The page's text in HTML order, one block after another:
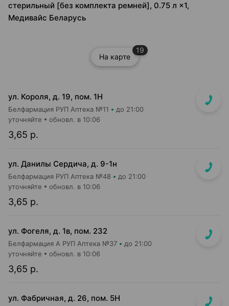
стерильный [без комплекта ремней], 0.75 л ×1,
Медивайс Беларусь
На карте
19
ул. Короля, д. 19, пом. 1Н
Белфармация РУП Аптека №11 до 21:00
3,65 р.
уточняйте обновл. в 10:06
ул. Данилы Сердича, д. 9-1н
Белфармация РУП Аптека №48 до 21:00
3,65 р.
уточняйте обновл. в 10:06
ул. Фогеля, д. 1в, пом. 232
Белфармация А РУП Аптека №37 до 21:00
3,65 р.
уточняйте обновл. в 10:06
ул. Фабричная, д. 26, пом. 5Н